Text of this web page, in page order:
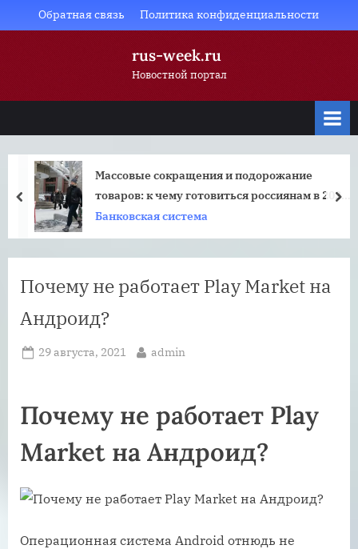
to
Обратная связь Политика конфиденциальности
rus-week.ru
Новостной портал
Массовые сокращения и подорожание
товаров: к чему готовиться россиянам в 2023
году?
Банковская система
prev
Почему не работает Play Market на
Андроид?
Posted
29 августа, 2021 By
admin
Почему не работает Play
Market на Андроид?
Операционная система Android отнюдь не